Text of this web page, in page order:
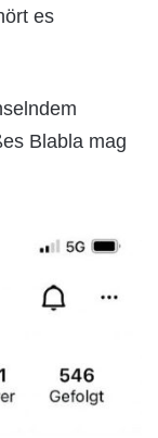
es
Blabla mag